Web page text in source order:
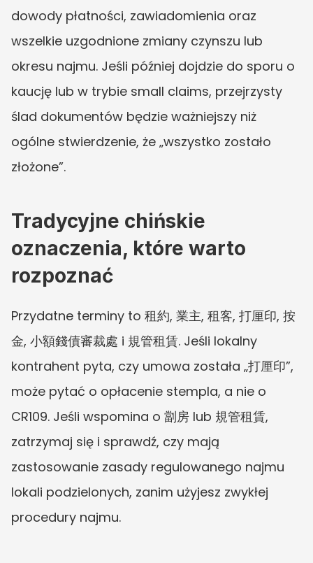
dowody płatności, zawiadomienia oraz
wszelkie uzgodnione zmiany czynszu lub
okresu najmu. Jeśli później dojdzie do sporu o
kaucję lub w trybie small claims, przejrzysty
ślad dokumentów będzie ważniejszy niż
ogólne stwierdzenie, że „wszystko zostało
złożone”.
Tradycyjne chińskie
oznaczenia, które warto
rozpoznać
Przydatne terminy to 租約, 業主, 租客, 打厘印, 按
金, 小額錢債審裁處 i 規管租賃. Jeśli lokalny
kontrahent pyta, czy umowa została „打厘印”,
może pytać o opłacenie stempla, a nie o
CR109. Jeśli wspomina o 劏房 lub 規管租賃,
zatrzymaj się i sprawdź, czy mają
zastosowanie zasady regulowanego najmu
lokali podzielonych, zanim użyjesz zwykłej
procedury najmu.